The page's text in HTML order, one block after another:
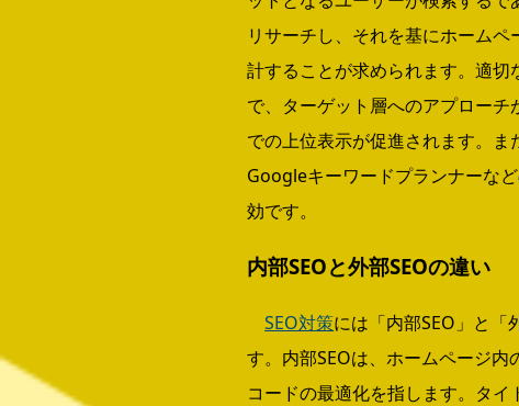
リサーチし、それを基にホーム
計することが求められます。適
で、ターゲット層へのアプロー
での上位表示が促進されます。
Googleキーワードプランナーな
効です。
内部SEOと外部SEOの違い
SEO対策には「内部SEO」と「
す。内部SEOは、ホームページ
コードの最適化を指します。タ